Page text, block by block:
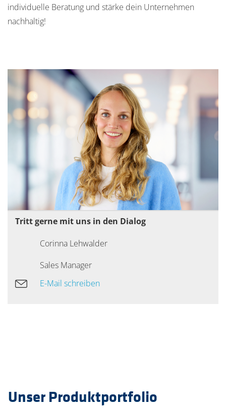
individuelle Beratung und stärke dein Unternehmen
nachhaltig!
Tritt gerne mit uns in den Dialog
Corinna Lehwalder
Sales Manager
E-Mail schreiben
Unser Produktportfolio